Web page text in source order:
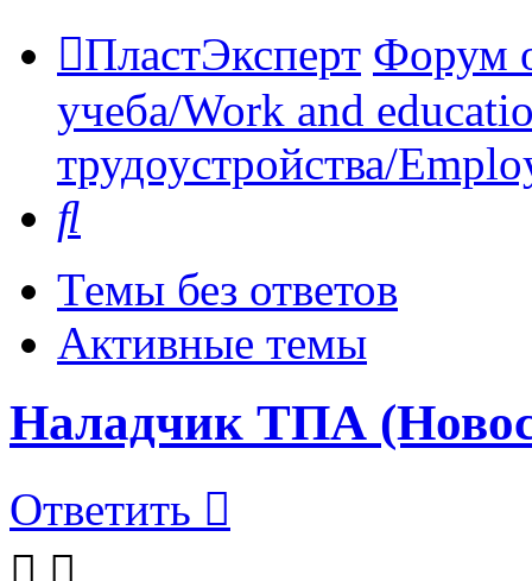
ПластЭксперт Форум
учеба/Work and
трудоустройства/
Темы без ответов
Активные темы
Наладчик ТПА
Ответить